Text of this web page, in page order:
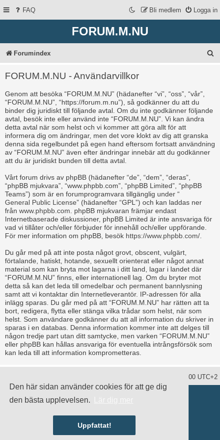
Den här sidan använder cookies för att ge dig
den bästa upplevelsen.
Uppfattat!
FAQ Logga in
Bli medlem
FORUM.M.NU
Forumindex
FORUM.M.NU - Användarvillkor
Genom att besöka “FORUM.M.NU” (hädanefter “vi”, “oss”, “vår”,
“FORUM.M.NU”, “https://forum.m.nu”), så godkänner du att du
binder dig juridiskt till följande avtal. Om du inte godkänner följande
avtal, besök inte eller använd inte “FORUM.M.NU”. Vi kan ändra
detta avtal när som helst och vi kommer att göra allt för att
informera dig om ändringar, men det vore klokt av dig att granska
denna sida regelbundet på egen hand eftersom fortsatt användning
av “FORUM.M.NU” även efter ändringar innebär att du godkänner
att du är juridiskt bunden till detta avtal.
Vårt forum drivs av phpBB (hädanefter “de”, “dem”, “deras”,
“phpBB mjukvara”, “www.phpbb.com”, “phpBB Limited”, “phpBB
Teams”) som är en forumprogramvara tillgänglig under “
General Public License” (hädanefter “GPL”) och kan laddas ner
från www.phpbb.com . phpBB mjukvaran främjar endast
Internetbaserade diskussioner, phpBB Limited är inte ansvariga för
vad vi tillåter och/eller förbjuder för innehåll och/eller uppförande.
För mer information om phpBB, besök https://www.phpbb.com/
Du går med på att inte posta något grovt, obscent, vulgärt,
förtalande, hatiskt, hotande, sexuellt orienterat eller något annat
material som kan bryta mot lagarna i ditt land, lagar i landet där
“FORUM.M.NU” finns, eller internationell lag. Om du bryter mot
detta så kan det leda till omedelbar och permanent bannlysning
samt att vi kontaktar din Internetleverantör. IP-adressen för alla
inlägg sparas. Du går med på att “FORUM.M.NU” har rätten att ta
bort, redigera, flytta eller stänga vilka trådar som helst, när som
helst. Som användare godkänner du att all information du skriver in
sparas i en databas. Denna information kommer inte att delges till
någon tredje part utan ditt samtycke, men varken “FORUM.M.NU”
eller phpBB kan hållas ansvariga för eventuella intrångsförsök som
kan leda till att information komprometteras.
Alla tidsangivelser är UTC+02:00 UTC+2
Swedish translation byphpBB Sweden
Användarvillkor